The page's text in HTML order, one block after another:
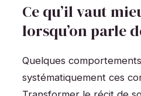
Ce qu’il vaut
lorsqu’on parle
Quelques
systématiquement ces